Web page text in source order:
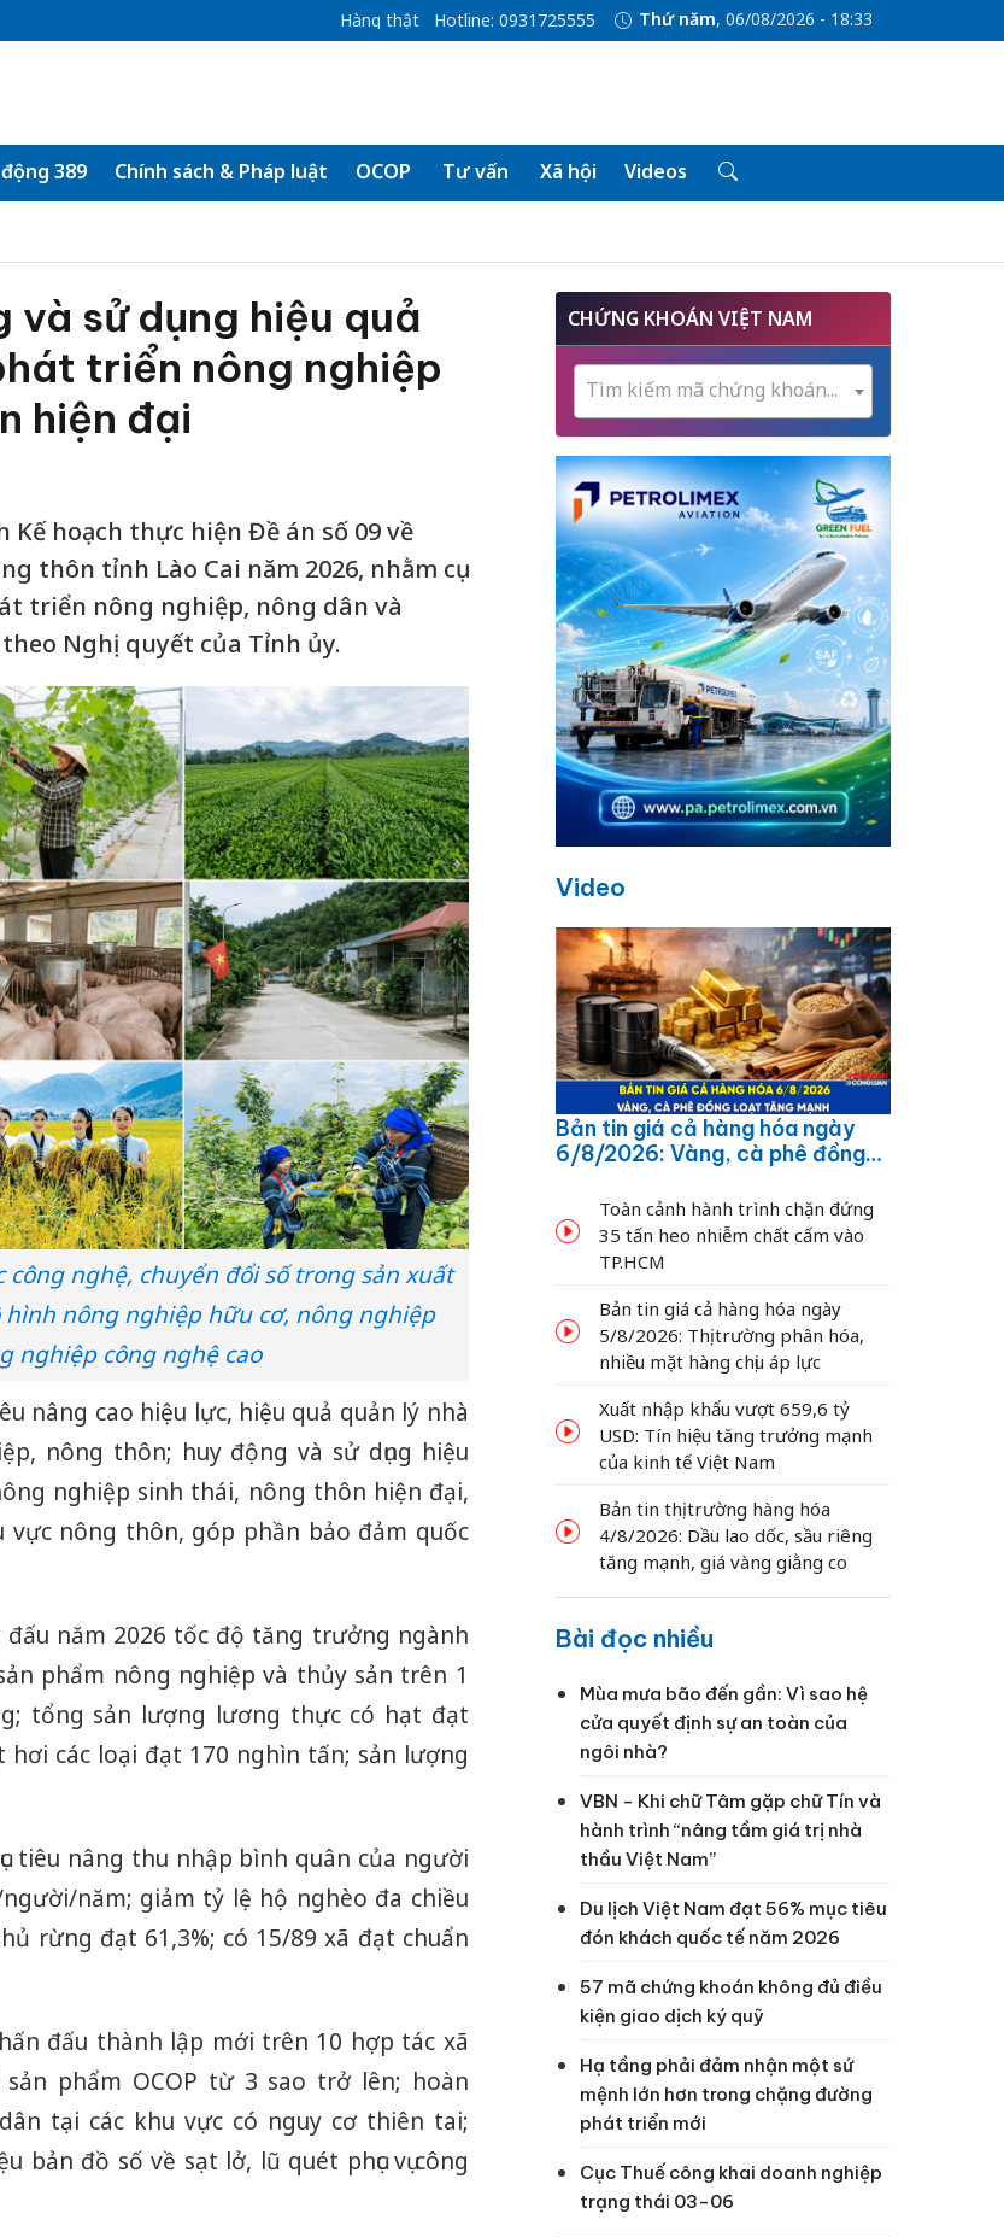
Hàng thật Hotline: 0931725555 Thứ năm, 06/08/2026 - 18:33
389 Chính sách & Pháp luật OCOP Tư vấn Xã hội Videos
và sử dụng hiệu quả
triển nông nghiệp
hiện đại
Kế hoạch thực hiện Đề án số 09 về
thôn tỉnh Lào Cai năm 2026, nhằm cụ
triển nông nghiệp, nông dân và
Nghị quyết của Tỉnh ủy.
nghệ, chuyển đổi số trong sản xuất
nông nghiệp hữu cơ, nông nghiệp
nghiệp công nghệ cao
nâng cao hiệu lực, hiệu quả quản lý nhà
nông thôn; huy động và sử dụng hiệu
nghiệp sinh thái, nông thôn hiện đại,
nông thôn, góp phần bảo đảm quốc
đấu năm 2026 tốc độ tăng trưởng ngành
phẩm nông nghiệp và thủy sản trên 1
tổng sản lượng lương thực có hạt đạt
các loại đạt 170 nghìn tấn; sản lượng
tiêu nâng thu nhập bình quân của người
năm; giảm tỷ lệ hộ nghèo đa chiều
rừng đạt 61,3%; có 15/89 xã đạt chuẩn
đấu thành lập mới trên 10 hợp tác xã
phẩm OCOP từ 3 sao trở lên; hoàn
tại các khu vực có nguy cơ thiên tai;
đồ số về sạt lở, lũ quét phục vụ công
CHỨNG KHOÁN VIỆT NAM
Tìm kiếm mã chứng khoán...
Video
Bản tin giá cả hàng hóa ngày
6/8/2026: Vàng, cà phê đồng
Toàn cảnh hành trình chặn đứng
35 tấn heo nhiễm chất cấm vào
TP.HCM
Bản tin giá cả hàng hóa ngày
5/8/2026: Thị trường phân hóa,
nhiều mặt hàng chịu áp lực
Xuất nhập khẩu vượt 659,6 tỷ
USD: Tín hiệu tăng trưởng mạnh
của kinh tế Việt Nam
Bản tin thị trường hàng hóa
4/8/2026: Dầu lao dốc, sầu riêng
tăng mạnh, giá vàng giằng co
Bài đọc nhiều
Mùa mưa bão đến gần: Vì sao hệ
cửa quyết định sự an toàn của
ngôi nhà?
VBN - Khi chữ Tâm gặp chữ Tín và
hành trình “nâng tầm giá trị nhà
thầu Việt Nam”
Du lịch Việt Nam đạt 56% mục tiêu
đón khách quốc tế năm 2026
57 mã chứng khoán không đủ điều
kiện giao dịch ký quỹ
Hạ tầng phải đảm nhận một sứ
mệnh lớn hơn trong chặng đường
phát triển mới
Cục Thuế công khai doanh nghiệp
trạng thái 03-06